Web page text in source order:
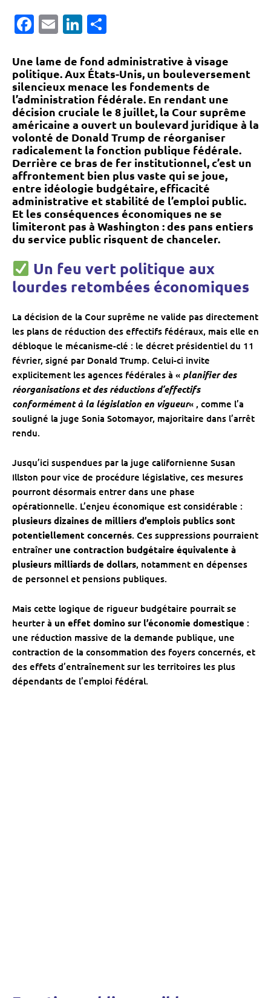
Facebook
EmailLinkedIn
Une lame de fond administrative à visage
politique.Aux États-Unis, un bouleversement
silencieux menace les fondements de
l’administration fédérale. En rendant une
décision cruciale le 8 juillet, la Cour suprême
américaine a ouvert un boulevard juridique à la
volonté de Donald Trump de réorganiser
radicalement la fonction publique fédérale.
Derrière ce bras de fer institutionnel, c’est un
affrontement bien plus vaste qui se joue,
entre idéologie budgétaire, efficacité
administrative et stabilité de l’emploi public.
Et les conséquences économiques ne se
limiteront pas à Washington : des pans entiers
du service public risquent de chanceler.
Un feu vert politique aux
lourdes retombées économiques
La décision de la Cour suprême ne valide pas directement
les plans de réduction des effectifs fédéraux, mais elle en
débloque le mécanisme-clé : le décret présidentiel du 11
février, signé par Donald Trump. Celui-ci invite
explicitement les agences fédérales à « planifier des
réorganisations et des réductions d’effectifs
conformément à la législation en vigueur« , comme l’a
souligné la juge Sonia Sotomayor, majoritaire dans l’arrêt
rendu.
Jusqu’ici suspendues par la juge californienne Susan
Illston pour vice de procédure législative, ces mesures
pourront désormais entrer dans une phase
opérationnelle. L’enjeu économique est considérable :
plusieurs dizaines de milliers d’emplois publics sont
potentiellement concernés. Ces suppressions pourraient
entraîner une contraction budgétaire équivalente à
plusieurs milliards de dollars, notamment en dépenses
de personnel et pensions publiques.
Mais cette logique de rigueur budgétaire pourrait se
heurter à un effet domino sur l’économie domestique :
une réduction massive de la demande publique, une
contraction de la consommation des foyers concernés, et
des effets d’entraînement sur les territoires les plus
dépendants de l’emploi fédéral.